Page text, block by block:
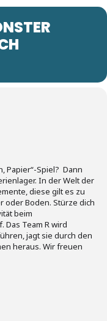
Papier“-Spiel? Dann
In der Welt der
diese gilt es zu
oder Boden. Stürze dich
beim
Team R wird
jagt sie durch den
heraus. Wir freuen